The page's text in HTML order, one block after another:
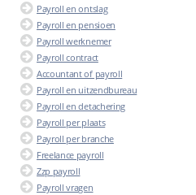
Payroll en ontslag
Payroll en pensioen
Payroll werknemer
Payroll contract
Accountant of payroll
Payroll en uitzendbureau
Payroll en detachering
Payroll per plaats
Payroll per branche
Freelance payroll
Zzp payroll
Payroll vragen